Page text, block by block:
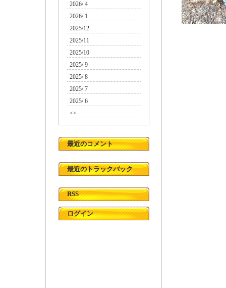
2026/ 4
2026/ 1
2025/12
2025/11
2025/10
2025/ 9
2025/ 8
2025/ 7
2025/ 6
<<
最近のコメント
最近のトラックバック
RSS
ログイン